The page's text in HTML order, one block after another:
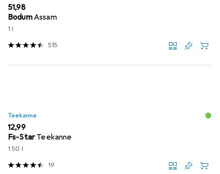
EUR
51,98
BodumAssam
1 l
515
Teekanne
EUR
12,99
Fs-StarTeekanne
1.50 l
19